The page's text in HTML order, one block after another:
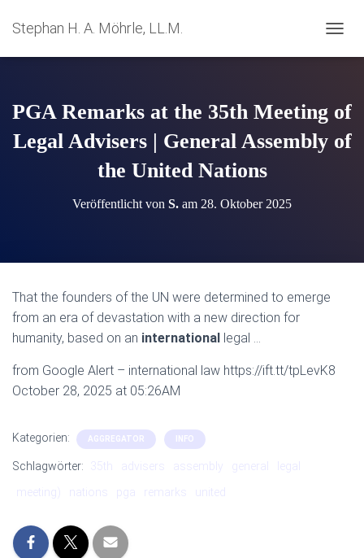
Stephan H. A. Möhrle, LL.M.
A
A
I
PGA Remarks at the 35th Meeting of
Legal Advisers | General Assembly of
the United Nations
Veröffentlicht von S. am 28. Oktober 2025
That the founders of the UN were determined to emerge
from an era of devastation with a new direction for
humanity, based on an international legal …
from Google Alert – international law https://ift.tt/tpLevK8
October 28, 2025 at 05:26AM
Kategorien: AGGREGATOR INFO
Schlagwörter: 35th advisers assembly general
legal
meeting)
nations pga remarks united